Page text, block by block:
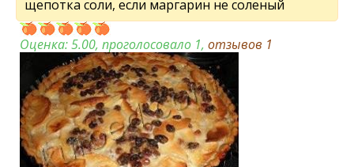
щепотка соли, если маргарин не соленый
Оценка:5.00, проголосовало 1, отзывов 1